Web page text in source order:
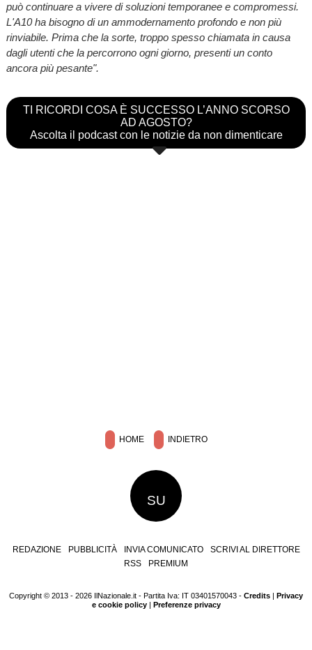
può continuare a vivere di soluzioni temporanee e compromessi.
L'A10 ha bisogno di un ammodernamento profondo e non più
rinviabile. Prima che la sorte, troppo spesso chiamata in causa
dagli utenti che la percorrono ogni giorno, presenti un conto
ancora più pesante".
TI RICORDI COSA È SUCCESSO L’ANNO SCORSO
AD AGOSTO?
Ascolta il podcast con le notizie da non dimenticare
HOME INDIETRO
SU
REDAZIONE PUBBLICITÀ INVIA COMUNICATO
SCRIVI AL DIRETTORE
RSS
PREMIUM
Copyright © 2013 - 2026 IlNazionale.it - Partita Iva: IT 03401570043 - Credits | Privacy
e cookie policy| Preferenze privacy